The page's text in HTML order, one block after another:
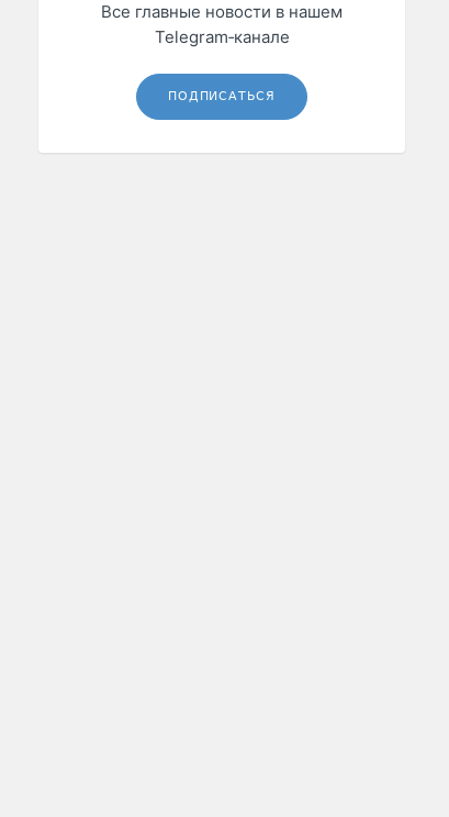
Все главные новости в нашем
Telegram‑канале
ПОДПИСАТЬСЯ